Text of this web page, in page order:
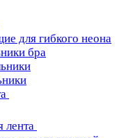
для гибкого неона
бра
лента